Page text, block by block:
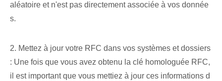
aléatoire et n'est pas directement associée à vos donnée
s.
2. Mettez à jour votre RFC dans vos systèmes et dossiers
: Une fois que vous avez obtenu la clé homologuée RFC,
il est important que vous mettiez à jour ces informations d